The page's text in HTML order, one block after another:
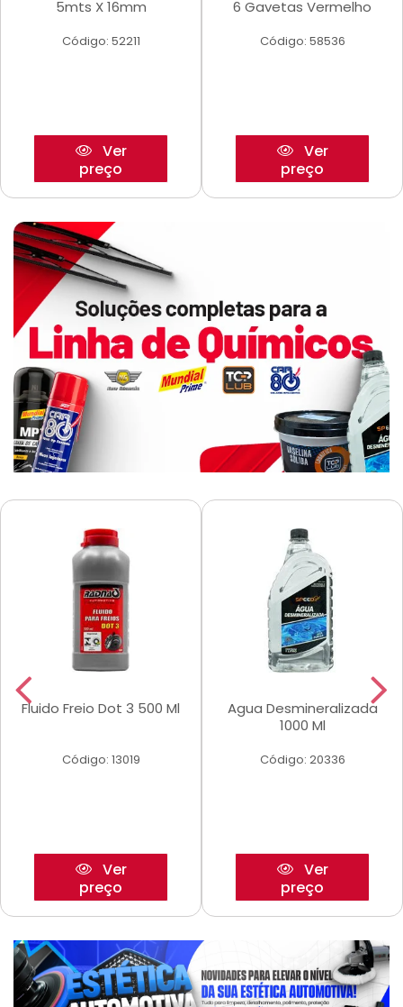
5mts X 16mm
Código: 52211
Ver
preço
6 Gavetas Vermelho
Código: 58536
Ver
preço
Fluido Freio Dot 3 500 Ml
Código: 13019
Ver
preço
Agua Desmineralizada
1000 Ml
Código: 20336
Ver
preço